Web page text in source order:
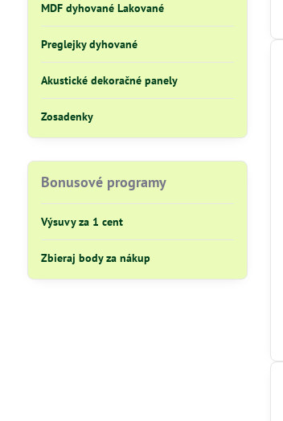
MDF dyhované Lakované
Preglejky dyhované
Akustické dekoračné panely
Zosadenky
Bonusové programy
Výsuvy za 1 cent
Zbieraj body za nákup